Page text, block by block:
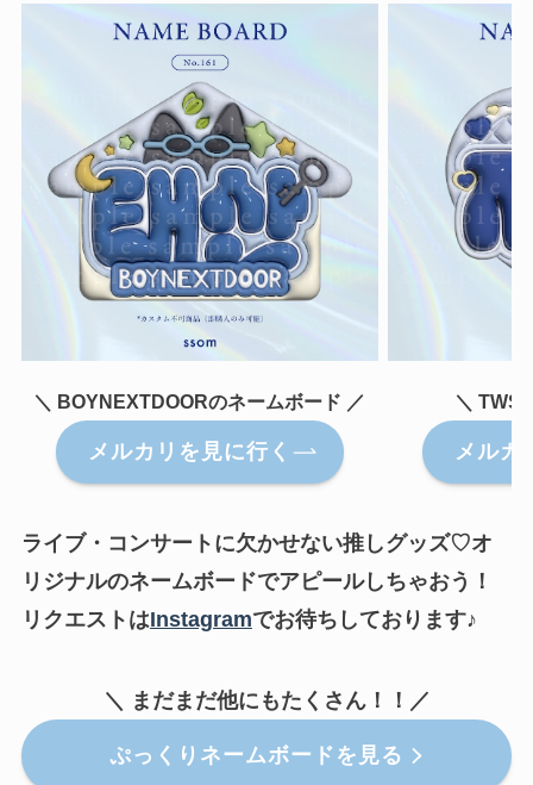
＼ BOYNEXTDOORのネームボード ／
メルカリを見に行く
＼ TWS
メルカ
ライブ・コンサートに欠かせない推しグッズ♡オ
リジナルのネームボードでアピールしちゃおう！
リクエストはInstagramでお待ちしております♪
＼ まだまだ他にもたくさん！！／
ぷっくりネームボードを見る